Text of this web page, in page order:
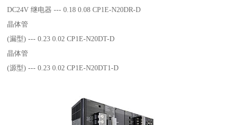
DC24V 继电器 --- 0.18 0.08 CP1E-N20DR-D
晶体管
(漏型) --- 0.23 0.02 CP1E-N20DT-D
晶体管
(源型) --- 0.23 0.02 CP1E-N20DT1-D